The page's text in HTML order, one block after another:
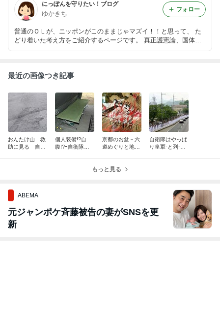
にっぽんを守りたい！ブログ
ゆかきち
普通のＯＬが、ニッポンがこのままじゃマズイ！！と思って、 た
どり着いた考え方をご紹介するページです。 真正護憲論、国体護
フォロー
最近の画像つき記事
おんたけ山 救
助に見る 自衛
個人装備!?自
腹!?ｰ自衛隊の
京都のお盆－六
道めぐりと地獄
自衛隊はやっぱ
り皇軍-と列-の
もっと見る
ABEMA
元ジャンポケ斉藤被告の妻がSNSを更
新